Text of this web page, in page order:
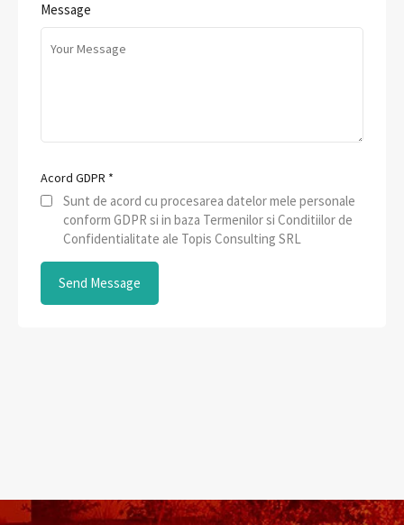
Message
Acord GDPR *
Sunt de acord cu procesarea datelor mele personale
conform GDPR si in baza Termenilor si Conditiilor de
Confidentialitate ale Topis Consulting SRL